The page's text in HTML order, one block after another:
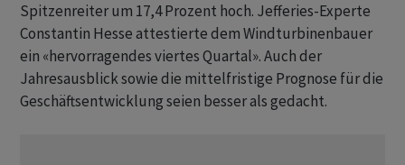
Spitzenreiter um 17,4 Prozent hoch. Jefferies-Experte
Constantin Hesse attestierte dem Windturbinenbauer
ein «hervorragendes viertes Quartal». Auch der
Jahresausblick sowie die mittelfristige Prognose für die
Geschäftsentwicklung seien besser als gedacht.